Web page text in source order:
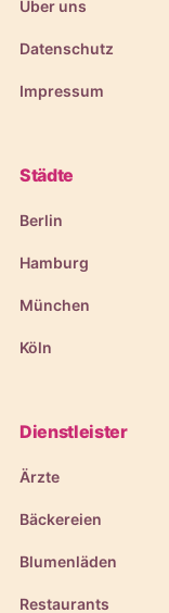
Über uns
Datenschutz
Impressum
Städte
Berlin
Hamburg
München
Köln
Dienstleister
Ärzte
Bäckereien
Blumenläden
Restaurants